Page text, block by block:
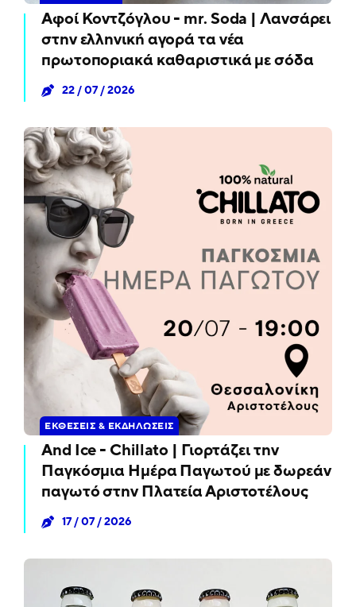
Αφοί Κοντζόγλου - mr. Soda | Λανσάρει
στην ελληνική αγορά τα νέα
πρωτοποριακά καθαριστικά με σόδα
22 / 07 / 2026
ΕΚΘΈΣΕΙΣ & ΕΚΔΗΛΏΣΕΙΣ
And Ice - Chillato | Γιορτάζει την
Παγκόσμια Ημέρα Παγωτού με δωρεάν
παγωτό στην Πλατεία Αριστοτέλους
17 / 07 / 2026